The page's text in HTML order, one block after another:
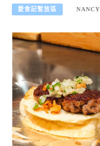
愛食記暫放區 NANCY